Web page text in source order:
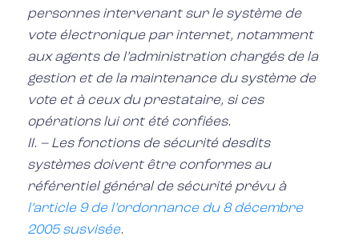
personnes intervenant sur le système de
vote électronique par internet, notamment
aux agents de l’administration chargés de la
gestion et de la maintenance du système de
vote et à ceux du prestataire, si ces
opérations lui ont été confiées.
II. – Les fonctions de sécurité desdits
systèmes doivent être conformes au
référentiel général de sécurité prévu à
l’article 9 de l’ordonnance du 8 décembre
2005 susvisée.